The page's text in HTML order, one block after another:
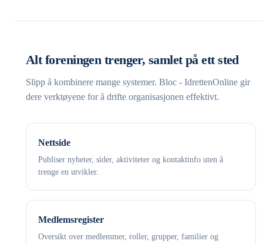
Alt foreningen trenger, samlet på ett sted
Slipp å kombinere mange systemer. Bloc - IdrettenOnline gir
dere verktøyene for å drifte organisasjonen effektivt.
Nettside
Publiser nyheter, sider, aktiviteter og kontaktinfo uten å
trenge en utvikler.
Medlemsregister
Oversikt over medlemmer, roller, grupper, familier og